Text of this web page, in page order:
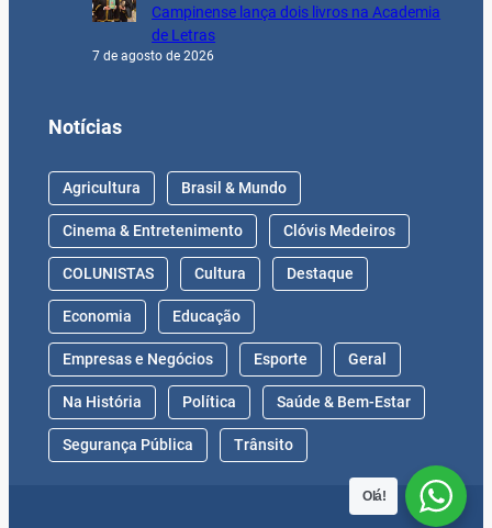
Campinense lança dois livros na Academia
de Letras
7 de agosto de 2026
Notícias
Agricultura Brasil & Mundo
Cinema & Entretenimento Clóvis Medeiros
COLUNISTAS Cultura Destaque
Economia Educação
Empresas e Negócios Esporte Geral
Na História Política Saúde & Bem-Estar
Segurança Pública Trânsito
Olá!